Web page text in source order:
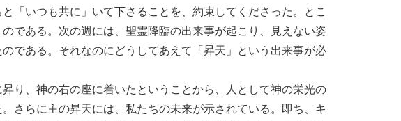
「いつも共に」いて下さることを、約束してくださった。とこ
である。次の週には、聖霊降臨の出来事が起こり、見えない姿
である。それなのにどうしてあえて「昇天」という出来事が必
り、神の右の座に着いたということから、人として神の栄光の
さらに主の昇天には、私たちの未来が示されている。即ち、キ